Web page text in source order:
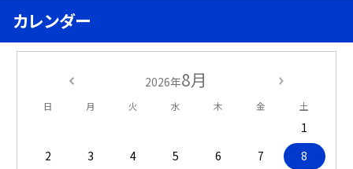
カレンダー
2026年8月
日 月 火 水 木 金 土
1
2
3 4 5 6 7
8